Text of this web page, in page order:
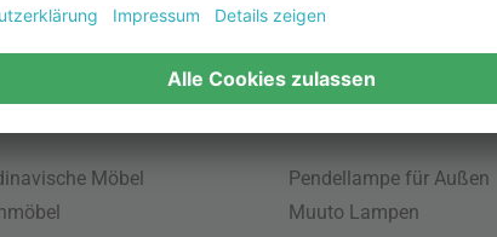
und zzgl.Versandkosten.
Möbel
Möbel
Beliebte Leuchten
Pendellampe für Außen
Muuto Lampen